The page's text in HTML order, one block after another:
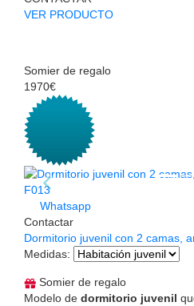
VER PRODUCTO
Somier de regalo
1970€
Whatsapp
Contactar
Dormitorio juvenil con 2 camas,
Medidas:
Somier de regalo
Modelo de dormitorio juvenil